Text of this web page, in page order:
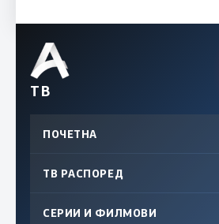
ТВ
ПОЧЕТНА
ТВ РАСПОРЕД
СЕРИИ И ФИЛМОВИ